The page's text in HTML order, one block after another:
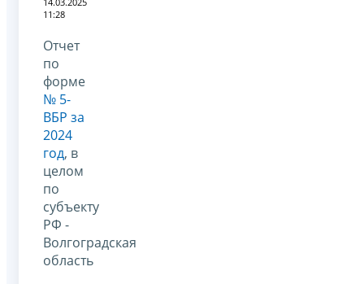
11:28
Отчет
по
форме
№ 5-
ВБР за
2024
год, в
целом
по
субъекту
РФ -
Волгоградская
область